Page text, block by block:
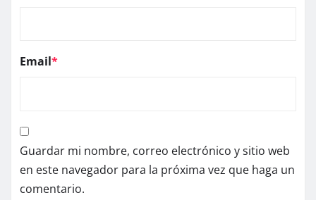
Email*
Guardar mi nombre, correo electrónico y sitio web
en este navegador para la próxima vez que haga un
comentario.